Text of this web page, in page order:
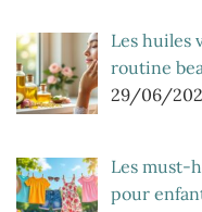
Les huiles
routine
29/06/
Les must-
pour